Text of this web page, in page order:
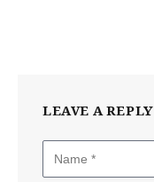
LEAVE A REPLY